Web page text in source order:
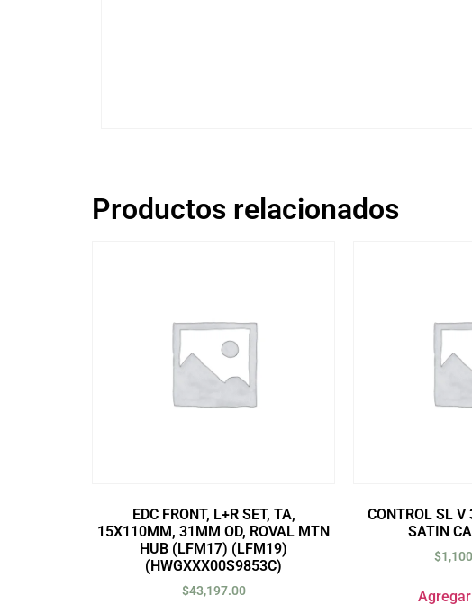
Productos relacionados
EDC FRONT, L+R SET, TA,
15X110MM, 31MM OD, ROVAL MTN
HUB (LFM17) (LFM19)
(HWGXXX00S9853C)
$43,197.00
CONTROL SL
SATIN
$